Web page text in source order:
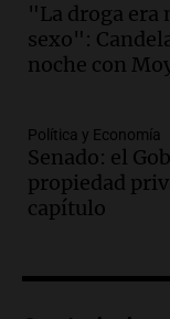
Episodios
Audio.
Panorama
Episodios
Audio.
"La droga era
sexo":
noche con
Política y Economía
Senado: el
propiedad
capítulo